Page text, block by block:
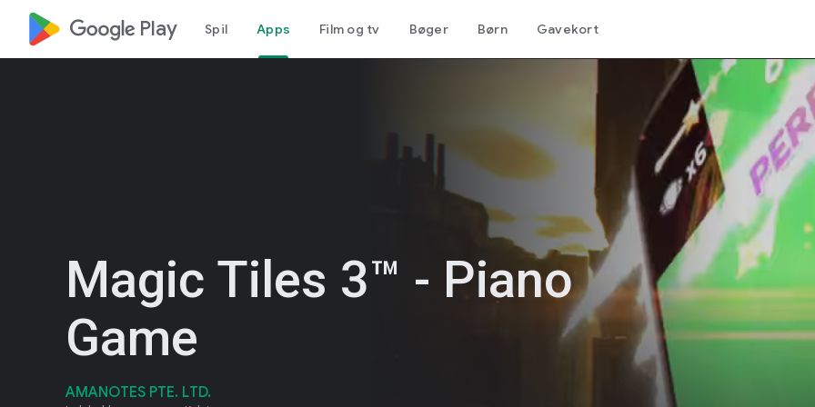
google_logo Play Spil Apps Film og tv Bøger Børn Gavekort
Magic Tiles 3™ - Piano
Game
AMANOTES PTE. LTD.